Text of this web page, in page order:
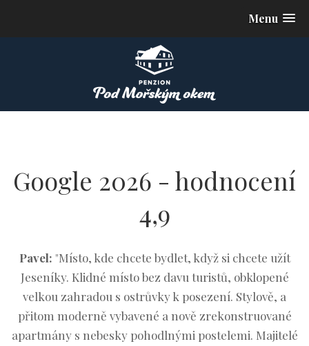
Menu
Google 2026 - hodnocení
4,9
Pavel: "Místo, kde chcete bydlet, když si chcete užít
Jeseníky. Klidné místo bez davu turistů, obklopené
velkou zahradou s ostrůvky k posezení. Stylově, a
přitom moderně vybavené a nově zrekonstruované
apartmány s nebesky pohodlnými postelemi. Majitelé